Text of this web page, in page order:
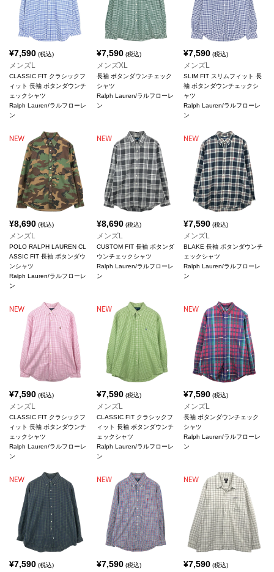
¥7,590 (税込)
メンズL
CLASSIC FIT クラシックフ
ィット 長袖 ボタンダウンチ
ェックシャツ
Ralph Lauren/ラルフローレ
ン
¥7,590(税込)
メンズXL
長袖 ボタンダウンチェック
シャツ
Ralph Lauren/ラルフローレ
ン
¥7,590 (税込)
メンズL
SLIM FIT スリムフィット 長
袖 ボタンダウンチェックシ
ャツ
Ralph Lauren/ラルフローレ
ン
¥8,690 (税込)
メンズL
POLO RALPH LAUREN CL
ASSIC FIT 長袖 ボタンダウ
ンシャツ
Ralph Lauren/ラルフローレ
ン
¥8,690(税込)
メンズL
CUSTOM FIT 長袖 ボタンダ
ウンチェックシャツ
Ralph Lauren/ラルフローレ
ン
¥7,590 (税込)
メンズL
BLAKE 長袖 ボタンダウンチ
ェックシャツ
Ralph Lauren/ラルフローレ
ン
¥7,590 (税込)
メンズL
CLASSIC FIT クラシックフ
ィット 長袖 ボタンダウンチ
ェックシャツ
Ralph Lauren/ラルフローレ
ン
¥7,590(税込)
メンズL
CLASSIC FIT クラシックフ
ィット 長袖 ボタンダウンチ
ェックシャツ
Ralph Lauren/ラルフローレ
ン
¥7,590 (税込)
メンズL
長袖 ボタンダウンチェック
シャツ
Ralph Lauren/ラルフローレ
ン
¥7,590 (税込) ¥7,590(税込) ¥7,590 (税込)